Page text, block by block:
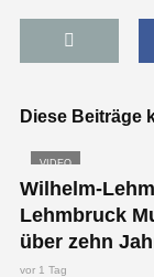
Diese Beiträge
VIDEO
Wilhelm-
Lehmbruck
über zehn
vor 1 Tag